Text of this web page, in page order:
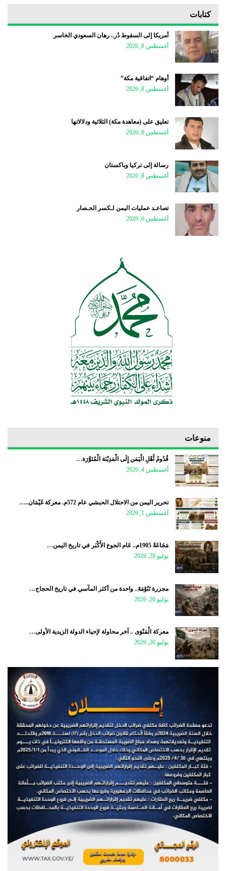
كتابات
أمريكا إلى السقوط دُر.. رهان السعودي الخاسر
أغسطس 8, 2026
أوهام “اتفاقية مكة”
أغسطس 8, 2026
تعليق على (معاهدة مكة) الثلاثية ودلالاتها
أغسطس 8, 2026
رسالة إلى تركيا وباكستان
أغسطس 8, 2026
تصاعـد عمليات اليمن لـكسر الحـصار
أغسطس 6, 2026
منوعات
قُدُومُ أَهْلِ الْيَمَن إِلَى الْمَدِيْنَة الْمُنَوَّرَة…
أغسطس 4, 2026
تحرير اليمن من الاحتلال الحبشي عام 572م. معركة غَيْمَان..…
أغسطس 1, 2026
مَجَاعَةُ 1905م.. عَام الجوع الأَكْبَر في تاريخ اليمن…
يوليو 28, 2026
مجزرة تَنُوْمَةَ.. واحدة من أكثر المآسي في تاريخ الحجاج…
يوليو 26, 2026
معركة الْمَنْوَى .. آخر محاولة لإحياء الدولة الزيدية الأولى…
يوليو 20, 2026